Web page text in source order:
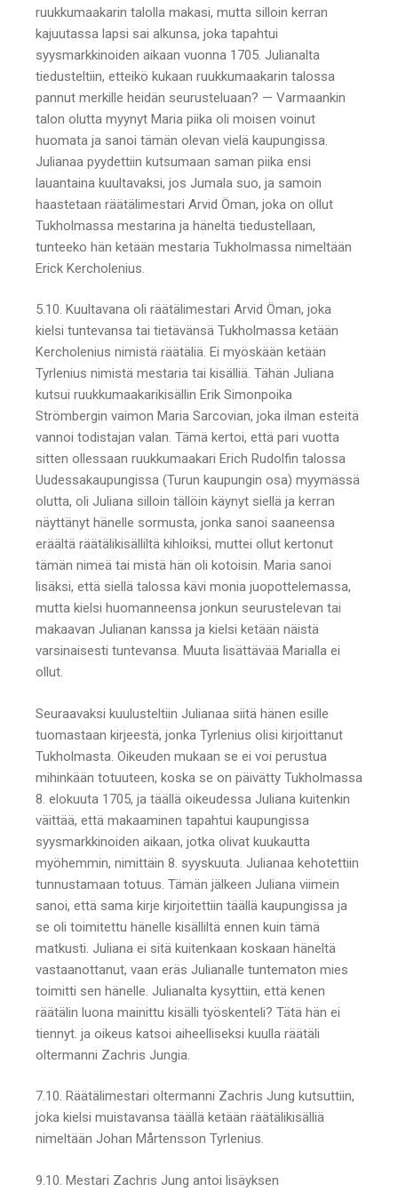
ruukkumaakarin talolla makasi, mutta silloin kerran
kajuutassa lapsi sai alkunsa, joka tapahtui
syysmarkkinoiden aikaan vuonna 1705. Julianalta
tiedusteltiin, etteikö kukaan ruukkumaakarin talossa
pannut merkille heidän seurusteluaan? — Varmaankin
talon olutta myynyt Maria piika oli moisen voinut
huomata ja sanoi tämän olevan vielä kaupungissa.
Julianaa pyydettiin kutsumaan saman piika ensi
lauantaina kuultavaksi, jos Jumala suo, ja samoin
haastetaan räätälimestari Arvid Öman, joka on ollut
Tukholmassa mestarina ja häneltä tiedustellaan,
tunteeko hän ketään mestaria Tukholmassa nimeltään
Erick Kercholenius.
5.10. Kuultavana oli räätälimestari Arvid Öman, joka
kielsi tuntevansa tai tietävänsä Tukholmassa ketään
Kercholenius nimistä räätäliä. Ei myöskään ketään
Tyrlenius nimistä mestaria tai kisälliä. Tähän Juliana
kutsui ruukkumaakarikisällin Erik Simonpoika
Strömbergin vaimon Maria Sarcovian, joka ilman esteitä
vannoi todistajan valan. Tämä kertoi, että pari vuotta
sitten ollessaan ruukkumaakari Erich Rudolfin talossa
Uudessakaupungissa (Turun kaupungin osa) myymässä
olutta, oli Juliana silloin tällöin käynyt siellä ja kerran
näyttänyt hänelle sormusta, jonka sanoi saaneensa
eräältä räätälikisälliltä kihloiksi, muttei ollut kertonut
tämän nimeä tai mistä hän oli kotoisin. Maria sanoi
lisäksi, että siellä talossa kävi monia juopottelemassa,
mutta kielsi huomanneensa jonkun seurustelevan tai
makaavan Julianan kanssa ja kielsi ketään näistä
varsinaisesti tuntevansa. Muuta lisättävää Marialla ei
ollut.
Seuraavaksi kuulusteltiin Julianaa siitä hänen esille
tuomastaan kirjeestä, jonka Tyrlenius olisi kirjoittanut
Tukholmasta. Oikeuden mukaan se ei voi perustua
mihinkään totuuteen, koska se on päivätty Tukholmassa
8. elokuuta 1705, ja täällä oikeudessa Juliana kuitenkin
väittää, että makaaminen tapahtui kaupungissa
syysmarkkinoiden aikaan, jotka olivat kuukautta
myöhemmin, nimittäin 8. syyskuuta. Julianaa kehotettiin
tunnustamaan totuus. Tämän jälkeen Juliana viimein
sanoi, että sama kirje kirjoitettiin täällä kaupungissa ja
se oli toimitettu hänelle kisälliltä ennen kuin tämä
matkusti. Juliana ei sitä kuitenkaan koskaan häneltä
vastaanottanut, vaan eräs Julianalle tuntematon mies
toimitti sen hänelle. Julianalta kysyttiin, että kenen
räätälin luona mainittu kisälli työskenteli? Tätä hän ei
tiennyt. ja oikeus katsoi aiheelliseksi kuulla räätäli
oltermanni Zachris Jungia.
7.10. Räätälimestari oltermanni Zachris Jung kutsuttiin,
joka kielsi muistavansa täällä ketään räätälikisälliä
nimeltään Johan Mårtensson Tyrlenius.
9.10. Mestari Zachris Jung antoi lisäyksen